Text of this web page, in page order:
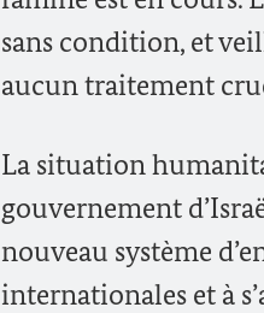
sans condition, et
aucun traitement
La situation
gouvernement
nouveau système
internationales et à